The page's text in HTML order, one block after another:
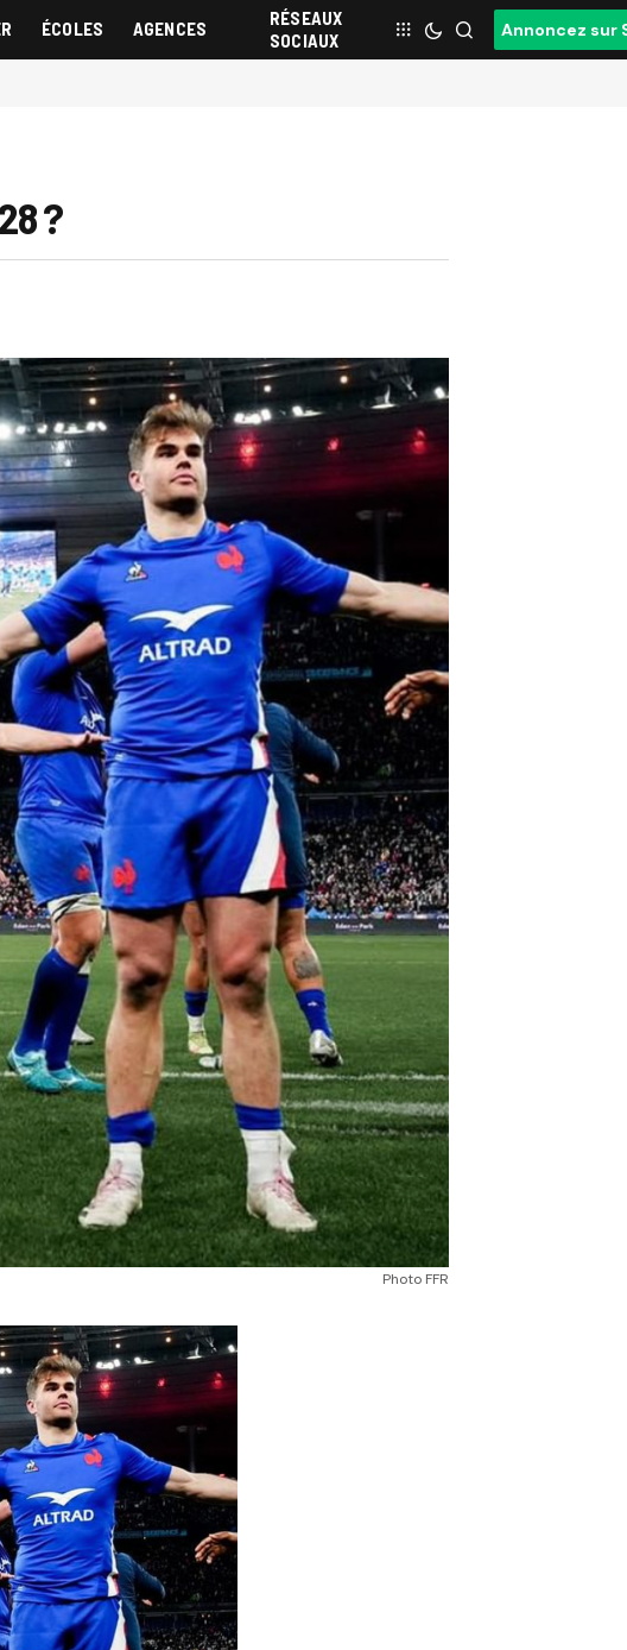
ÉCOLES AGENCES
RÉSEAUX
SOCIAUX
Annoncez sur
?
Photo FFR